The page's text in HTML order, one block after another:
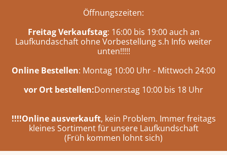
Öffnungszeiten:
Freitag Verkaufstag: 16:00 bis 19:00 auch an
Laufkundaschaft ohne Vorbestellung s.h Info weiter
unten!!!!!
Online Bestellen: Montag 10:00 Uhr - Mittwoch 24:00
vor Ort bestellen:Donnerstag 10:00 bis 18 Uhr
!!!!Online ausverkauft, kein Problem. Immer freitags
kleines Sortiment für unsere Laufkundschaft
(Früh kommen lohnt sich)